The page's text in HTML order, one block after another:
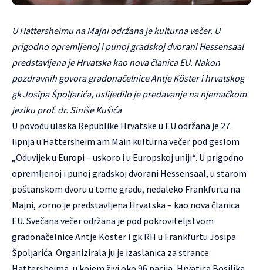
U Hattersheimu na Majni održana je kulturna večer. U
prigodno opremljenoj i punoj gradskoj dvorani Hessensaal
predstavljena je Hrvatska kao nova članica EU. Nakon
pozdravnih govora gradonačelnice Antje Köster i hrvatskog
gk Josipa Špoljarića, uslijedilo je predavanje na njemačkom
jeziku prof. dr. Siniše Kušića
U povodu ulaska Republike Hrvatske u EU održana je 27.
lipnja u Hattersheim am Main kulturna večer pod geslom
„Oduvijek u Europi – uskoro i u Europskoj uniji“. U prigodno
opremljenoj i punoj gradskoj dvorani Hessensaal, u starom
poštanskom dvoru u tome gradu, nedaleko Frankfurta na
Majni, zorno je predstavljena Hrvatska – kao nova članica
EU. Svečana večer održana je pod pokroviteljstvom
gradonačelnice Antje Köster i gk RH u Frankfurtu Josipa
Špoljarića. Organizirala ju je izaslanica za strance